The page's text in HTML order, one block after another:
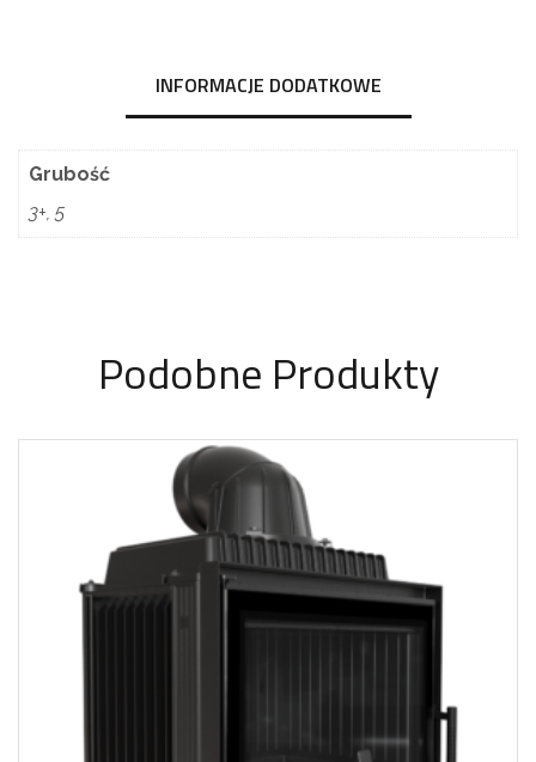
INFORMACJE DODATKOWE
Grubość
3+, 5
Podobne Produkty